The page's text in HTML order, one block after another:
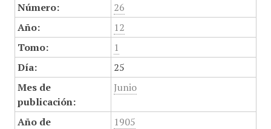
Número:
26
Año:
12
Tomo:
1
Día:
25
Mes de
publicación:
Junio
Año de
1905